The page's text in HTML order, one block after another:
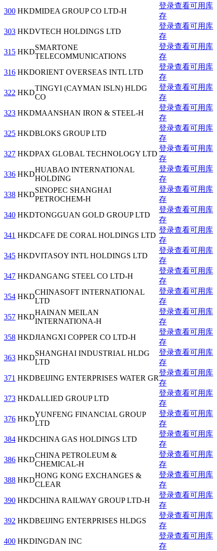
300 HKDMIDEA GROUP CO LTD-H
登录查看可用库
存
303 HKDVTECH HOLDINGS LTD
登录查看可用库
存
315 HKD
SMARTONE
TELECOMMUNICATIONS
登录查看可用库
存
316 HKDORIENT OVERSEAS INTL LTD
登录查看可用库
存
322 HKD
TINGYI (CAYMAN ISLN) HLDG
CO
登录查看可用库
存
323 HKDMAANSHAN IRON & STEEL-H
登录查看可用库
存
325 HKDBLOKS GROUP LTD
登录查看可用库
存
327 HKDPAX GLOBAL TECHNOLOGY LTD
登录查看可用库
存
336 HKD
HUABAO INTERNATIONAL
HOLDING
登录查看可用库
存
338 HKD
SINOPEC SHANGHAI
PETROCHEM-H
登录查看可用库
存
340 HKDTONGGUAN GOLD GROUP LTD
登录查看可用库
存
341 HKDCAFE DE CORAL HOLDINGS LTD
登录查看可用库
存
345 HKDVITASOY INTL HOLDINGS LTD
登录查看可用库
存
347 HKDANGANG STEEL CO LTD-H
登录查看可用库
存
354 HKD
CHINASOFT INTERNATIONAL
LTD
登录查看可用库
存
357 HKD
HAINAN MEILAN
INTERNATIONA-H
登录查看可用库
存
358 HKDJIANGXI COPPER CO LTD-H
登录查看可用库
存
363 HKD
SHANGHAI INDUSTRIAL HLDG
LTD
登录查看可用库
存
371 HKDBEIJING ENTERPRISES WATER GR
登录查看可用库
存
373 HKDALLIED GROUP LTD
登录查看可用库
存
376 HKD
YUNFENG FINANCIAL GROUP
LTD
登录查看可用库
存
384 HKDCHINA GAS HOLDINGS LTD
登录查看可用库
存
386 HKD
CHINA PETROLEUM &
CHEMICAL-H
登录查看可用库
存
388 HKD
HONG KONG EXCHANGES &
CLEAR
登录查看可用库
存
390 HKDCHINA RAILWAY GROUP LTD-H
登录查看可用库
存
392 HKDBEIJING ENTERPRISES HLDGS
登录查看可用库
存
400 HKDINGDAN INC
登录查看可用库
存